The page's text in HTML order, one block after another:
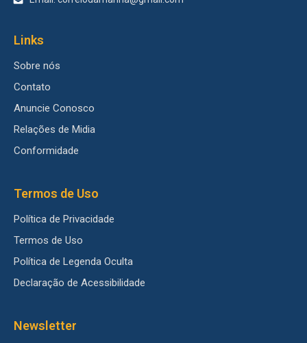
Links
Sobre nós
Contato
Anuncie Conosco
Relações de Midia
Conformidade
Termos de Uso
Política de Privacidade
Termos de Uso
Política de Legenda Oculta
Declaração de Acessibilidade
Newsletter